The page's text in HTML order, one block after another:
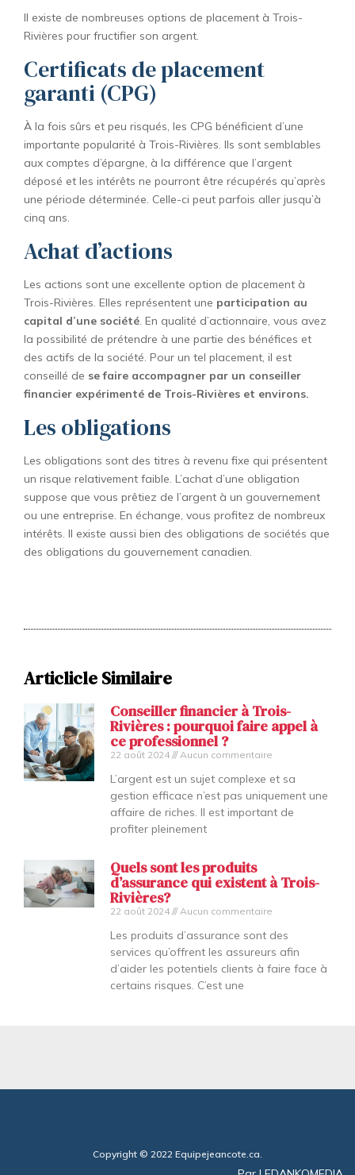
Il existe de nombreuses options de placement à Trois-
Rivières pour fructifier son argent.
Certificats de placement
garanti (CPG)
À la fois sûrs et peu risqués, les CPG bénéficient d’une
importante popularité à Trois-Rivières. Ils sont semblables
aux comptes d’épargne, à la différence que l’argent
déposé et les intérêts ne pourront être récupérés qu’après
une période déterminée. Celle-ci peut parfois aller jusqu’à
cinq ans.
Achat d’actions
Les actions sont une excellente option de placement à
Trois-Rivières. Elles représentent une participation au
capital d’une société. En qualité d’actionnaire, vous avez
la possibilité de prétendre à une partie des bénéfices et
des actifs de la société. Pour un tel placement, il est
conseillé de se faire accompagner par un conseiller
financier expérimenté de Trois-Rivières et environs.
Les obligations
Les obligations sont des titres à revenu fixe qui présentent
un risque relativement faible. L’achat d’une obligation
suppose que vous prêtiez de l’argent à un gouvernement
ou une entreprise. En échange, vous profitez de nombreux
intérêts. Il existe aussi bien des obligations de sociétés que
des obligations du gouvernement canadien.
Articlicle Similaire
Conseiller financier à Trois-
Rivières : pourquoi faire appel à
ce professionnel ?
22 août 2024 Aucun commentaire
L’argent est un sujet complexe et sa
gestion efficace n’est pas uniquement une
affaire de riches. Il est important de
profiter pleinement
Quels sont les produits
d’assurance qui existent à Trois-
Rivières?
22 août 2024 Aucun commentaire
Les produits d’assurance sont des
services qu’offrent les assureurs afin
d’aider les potentiels clients à faire face à
certains risques. C’est une
Copyright © 2022 Equipejeancote.ca.